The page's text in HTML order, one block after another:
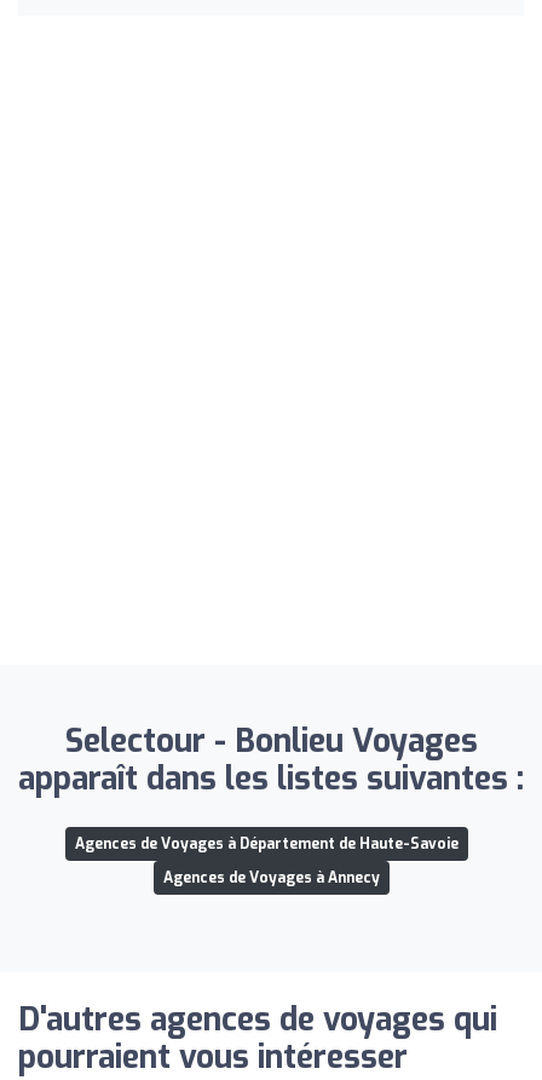
Selectour - Bonlieu Voyages
apparaît dans les listes suivantes :
Agences de Voyages à Département de Haute-Savoie
Agences de Voyages à Annecy
D'autres agences de voyages qui
pourraient vous intéresser